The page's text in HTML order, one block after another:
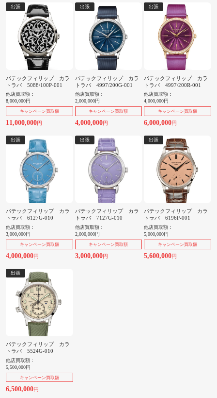
出張
パテックフィリップ カラ
トラバ 5088/100P-001
他店買取額：
8,000,000円
キャンペーン買取額
11,000,000円
出張
パテックフィリップ カラ
トラバ 4997/200G-001
他店買取額：
2,000,000円
キャンペーン買取額
4,000,000円
出張
パテックフィリップ カラ
トラバ 4997/200R-001
他店買取額：
4,000,000円
キャンペーン買取額
6,000,000円
出張
パテックフィリップ カラ
トラバ 6127G-010
他店買取額：
3,000,000円
キャンペーン買取額
4,000,000円
出張
パテックフィリップ カラ
トラバ 7127G-010
他店買取額：
2,000,000円
キャンペーン買取額
3,000,000円
出張
パテックフィリップ カラ
トラバ 6196P-001
他店買取額：
5,000,000円
キャンペーン買取額
5,600,000円
出張
パテックフィリップ カラ
トラバ 5524G-010
他店買取額：
5,500,000円
キャンペーン買取額
6,500,000円